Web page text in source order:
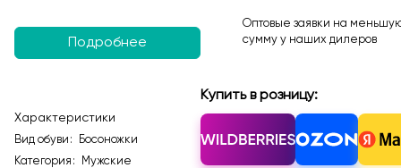
Подробнее
Характеристики
Вид обуви :
Босоножки
Категория :
Мужские
Оптовые заявки на
сумму у наших дилеров
Купить в розницу: